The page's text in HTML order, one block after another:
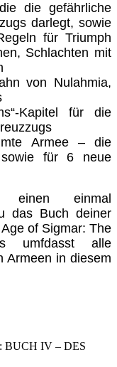
die gefährliche
darlegt, sowie
für Triumph
Schlachten mit
von Nulahmia,
Kapitel für die
Armee – die
für 6 neue
einen einmal
das Buch deiner
of Sigmar: The
umfdasst alle
Armeen in diesem
BUCH IV – DES